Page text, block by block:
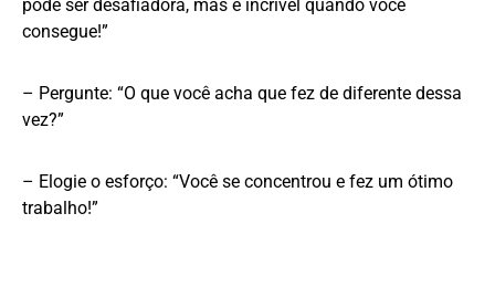
pode ser desafiadora, mas é incrível quando você
consegue!”
– Pergunte: “O que você acha que fez de diferente dessa
vez?”
– Elogie o esforço: “Você se concentrou e fez um ótimo
trabalho!”